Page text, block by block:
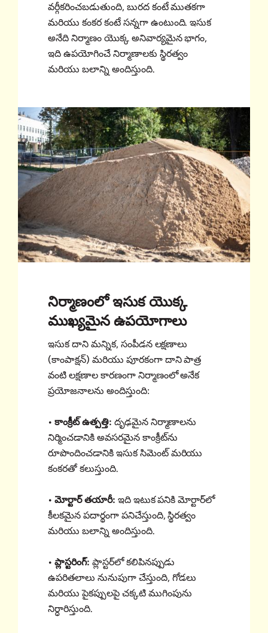
వర్గీకరించబడుతుంది, బురద కంటే ముతకగా
మరియు కంకర కంటే సన్నగా ఉంటుంది. ఇసుక
అనేది నిర్మాణం యొక్క అనివార్యమైన భాగం,
ఇది ఉపయోగించే నిర్మాణాలకు స్థిరత్వం
మరియు బలాన్ని అందిస్తుంది.
నిర్మాణంలో ఇసుక యొక్క
ముఖ్యమైన ఉపయోగాలు
ఇసుక దాని మన్నిక, సంపీడన లక్షణాలు
(కాంపాక్షన్) మరియు పూరకంగా దాని పాత్ర
వంటి లక్షణాల కారణంగా నిర్మాణంలో అనేక
ప్రయోజనాలను అందిస్తుంది:
• కాంక్రీట్ ఉత్పత్తి: దృఢమైన నిర్మాణాలను
నిర్మించడానికి అవసరమైన కాంక్రీట్‌ను
రూపొందించడానికి ఇసుక సిమెంట్ మరియు
కంకరతో కలుస్తుంది.
• మోర్టార్ తయారీ: ఇది ఇటుక పనికి మోర్టార్‌లో
కీలకమైన పదార్థంగా పనిచేస్తుంది, స్థిరత్వం
మరియు బలాన్ని అందిస్తుంది.
• ప్లాస్టరింగ్: ప్లాస్టర్‌లో కలిపినప్పుడు
ఉపరితలాలు నునుపుగా చేస్తుంది, గోడలు
మరియు పైకప్పులపై చక్కటి ముగింపును
నిర్ధారిస్తుంది.